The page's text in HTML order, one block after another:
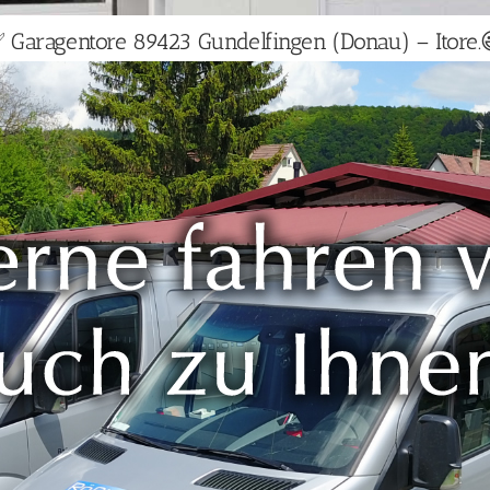
Garagentore 89423 Gundelfingen (Donau) –